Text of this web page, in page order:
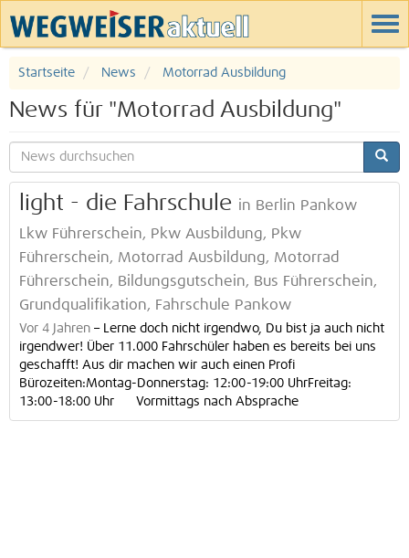
Startseite News Motorrad Ausbildung
News für "Motorrad Ausbildung"
light - die Fahrschule in Berlin Pankow
Lkw Führerschein, Pkw Ausbildung, Pkw
Führerschein, Motorrad Ausbildung, Motorrad
Führerschein, Bildungsgutschein, Bus Führerschein,
Grundqualifikation, Fahrschule Pankow
Vor 4 Jahren – Lerne doch nicht irgendwo, Du bist ja auch nicht
irgendwer! Über 11.000 Fahrschüler haben es bereits bei uns
geschafft! Aus dir machen wir auch einen Profi
Bürozeiten:Montag-Donnerstag: 12:00-19:00 UhrFreitag:
13:00-18:00 Uhr Vormittags nach Absprache